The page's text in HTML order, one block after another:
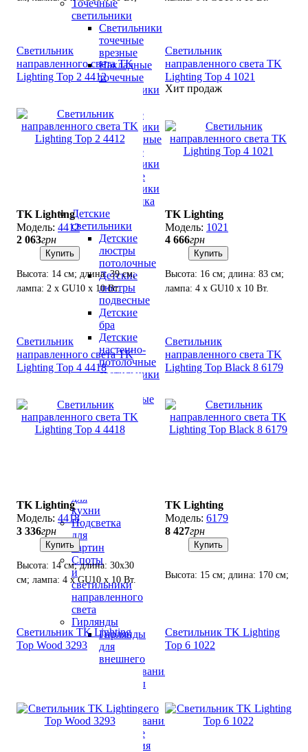
Точечные
светильники
Светильники
точечные
врезные
Накладные
точечные
светильники
точечные
светильники
Хрустальные
точечные
светильники
Точечные
светильники
флористика
Детские
светильники
Детские
люстры
потолочные
Детские
люстры
подвесные
Детские
бра
Детские
настенно-
потолочные
светильники
настольные
лампы
Детские
ночники
для
кухни
Подсветка
для
картин
Споты
и
светильники
направленного
света
Гирлянды
Гирлянды
для
внешнего
использования
Гирлянды
внутреннего
использования
Световые
украшения
Плафон вращается на
Светильник
направленного света TK
Lighting Top 2 4412
TK Lighting
4412
2 063грн
Купить
Высота: 14 см; длина: 39 см;
лампа: 2 х GU10 х 10 Вт.
Светильник
направленного света TK
Lighting Top 4 1021
Хит продаж
TK Lighting
1021
4 666грн
Купить
Высота: 16 см; длина: 83 см;
лампа: 4 х GU10 х 10 Вт.
Светильник
направленного света TK
Lighting Top 4 4418
TK Lighting
4418
3 336грн
Купить
Высота: 14 см; длина: 30х30
см; лампа: 4 х GU10 х 10 Вт.
Светильник
направленного света TK
Lighting Top Black 8 6179
TK Lighting
6179
8 427грн
Купить
Высота: 15 см; длина: 170 см;
Светильник TK Lighting
Top Wood 3293
Светильник TK Lighting
Top 6 1022